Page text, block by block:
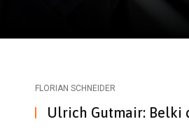
FLORIAN SCHNEIDER
Ulrich Gutmair: Belki